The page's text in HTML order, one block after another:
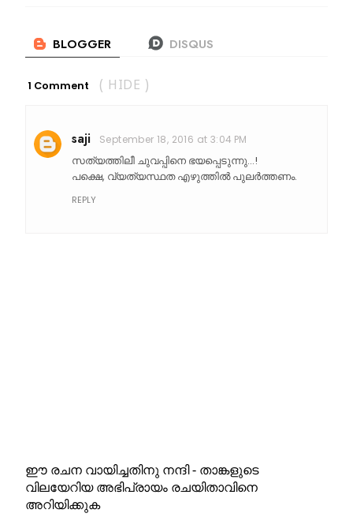
1 Comment ( HIDE )
saji September 18, 2016 at 3:04 PM
സത്യത്തിലീ‍ ചുവപ്പിനെ ഭയപ്പെടുന്നു...!
പക്ഷെ, വ്യത്യസ്ഥത എഴുത്തിൽ പുലർത്തണം.
REPLY
ഈ രചന വായിച്ചതിനു നന്ദി - താങ്കളുടെ
വിലയേറിയ അഭിപ്രായം രചയിതാവിനെ
അറിയിക്കുക